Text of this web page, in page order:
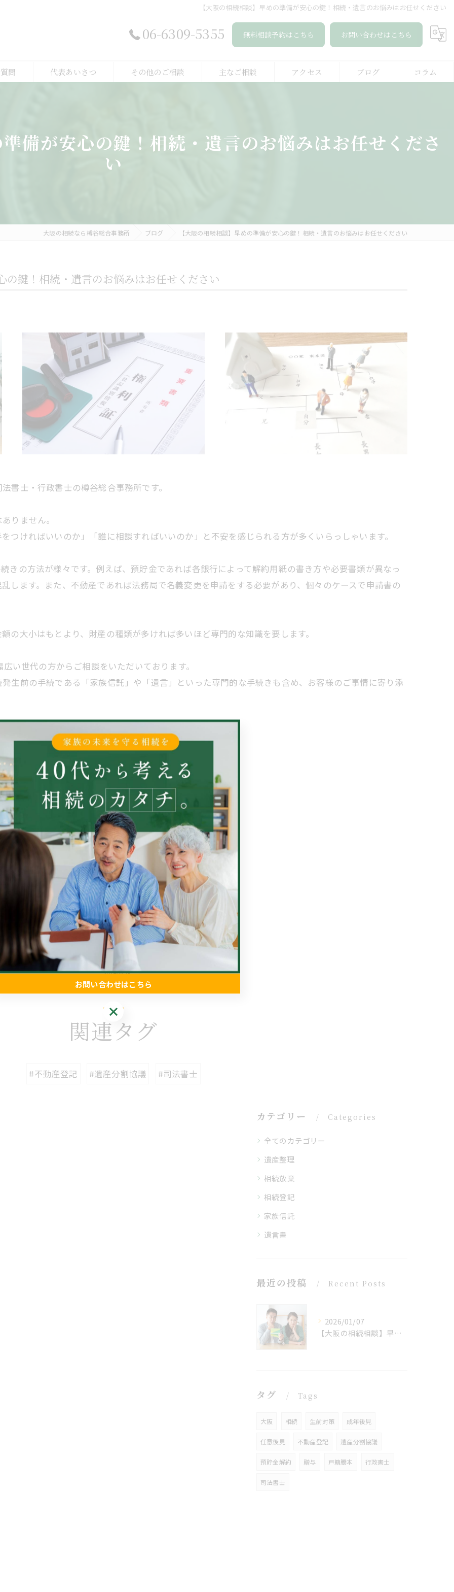
【大阪の相続相談】早めの準備が安心の鍵！相続・遺言のお悩みはお任せください
06-6309-5355 無料相談予約はこちら お問い合わせはこちら
問 代表あいさつ その他のご相談 主なご相談
相続登記
アクセス ブログ コラム
備が安心の鍵！相続・遺言のお悩みはお任せくださ
い
大阪の相続なら樽谷総合事務所 ブログ 【大阪の相続相談】早めの準備が安心の鍵！相続・遺言のお悩みはお任せください
鍵！相続・遺言のお悩みはお任せください
書士・行政書士の樽谷総合事務所です。
りません。
つければいいのか」「誰に相談すればいいのか」と不安を感じられる方が多くいらっしゃいます。
きの方法が様々です。例えば、預貯金であれば各銀行によって解約用紙の書き方や必要書類が異なっ
します。また、不動産であれば法務局で名義変更を申請をする必要があり、個々のケースで申請書の
の大小はもとより、財産の種類が多ければ多いほど専門的な知識を要します。
い世代の方からご相談をいただいております。
生前の手続である「家族信託」や「遺言」といった専門的な手続きも含め、お客様のご事情に寄り添
心を支えるパートナーでありたいと考えています。
丁寧にお話を伺います。
４新大阪⑪山よしビル2階C号室
一覧に戻る
関連タグ
#不動産登記 #遺産分割協議 #司法書士
カテゴリー Categories
全てのカテゴリー
遺産整理
相続放棄
相続登記
家族信託
遺言書
最近の投稿 Recent Posts
2026/01/07
【大阪の相続相談】早めの準備が安心の鍵！相続・遺言のお悩みはお任せください
タグ Tags
大阪 相続 生前対策 成年後見
任意後見 不動産登記 遺産分割協議
預貯金解約 贈与 戸籍謄本 行政書士
司法書士
お問い合わせはこちら
お問い合わせはこちら